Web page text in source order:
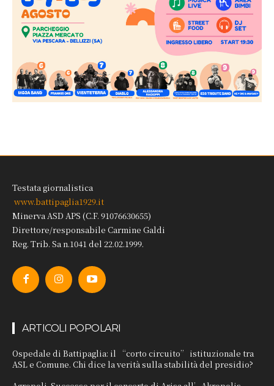
Testata giornalistica
www.battipaglia1929.it
Minerva ASD APS (C.F. 91076630655)
Direttore/responsabile Carmine Galdi
Reg. Trib. Sa n.1041 del 22.02.1999.
ARTICOLI POPOLARI
Ospedale di Battipaglia: il “corto circuito” istituzionale tra
ASL e Comune. Chi dice la verità sulla stabilità del presidio?